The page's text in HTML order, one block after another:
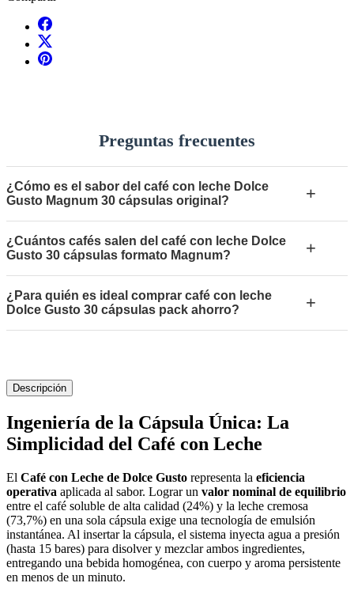
Preguntas frecuentes
¿Cómo es el sabor del café con leche Dolce
Gusto Magnum 30 cápsulas original?
+
¿Cuántos cafés salen del café con leche Dolce
Gusto 30 cápsulas formato Magnum?
+
¿Para quién es ideal comprar café con leche
Dolce Gusto 30 cápsulas pack ahorro?
+
Descripción
Ingeniería de la Cápsula Única: La
Simplicidad del Café con Leche
El Café con Leche de Dolce Gusto representa la eficiencia
operativa aplicada al sabor. Lograr un valor nominal de equilibrio
entre el café soluble de alta calidad (24%) y la leche cremosa
(73,7%) en una sola cápsula exige una tecnología de emulsión
instantánea. Al insertar la cápsula, el sistema inyecta agua a presión
(hasta 15 bares) para disolver y mezclar ambos ingredientes,
entregando una bebida homogénea, con cuerpo y aroma persistente
en menos de un minuto.